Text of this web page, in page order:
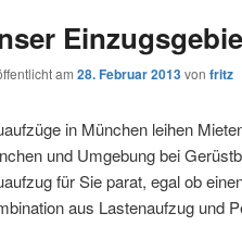
am 28. Februar 2013von fritz
in München leihen
und Umgebung bei
für Sie parat, egal ob
aus Lastenaufzug und